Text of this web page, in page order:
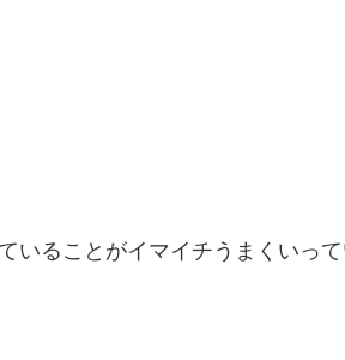
いることがイマイチうまくいっ